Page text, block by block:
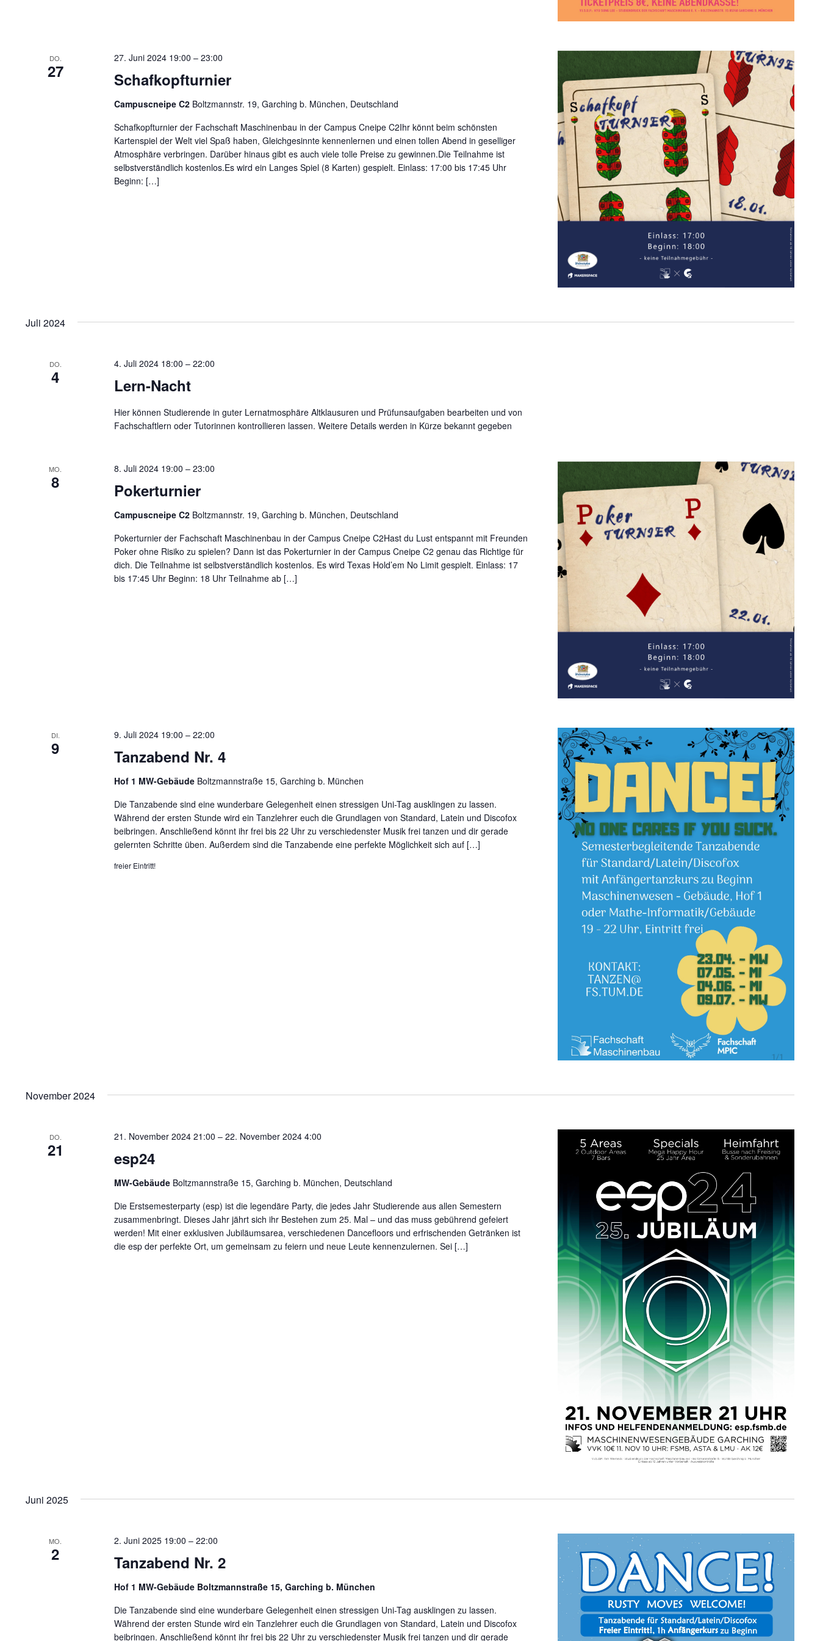
DO.
27 Schafkopfturnier
27. Juni 2024 19:00 –23:00
Campuscneipe C2 Boltzmannstr. 19, Garching b. München, Deutschland
Schafkopfturnier der Fachschaft Maschinenbau in der Campus Cneipe C2Ihr könnt beim schönsten
Kartenspiel der Welt viel Spaß haben, Gleichgesinnte kennenlernen und einen tollen Abend in geselliger
Atmosphäre verbringen. Darüber hinaus gibt es auch viele tolle Preise zu gewinnen.Die Teilnahme ist
selbstverständlich kostenlos.Es wird ein Langes Spiel (8 Karten) gespielt. Einlass: 17:00 bis 17:45 Uhr
Beginn: […]
Juli 2024
DO.
4 Lern-Nacht
4. Juli 2024 18:00 –22:00
Hier können Studierende in guter Lernatmosphäre Altklausuren und Prüfunsaufgaben bearbeiten und von
Fachschaftlern oder Tutorinnen kontrollieren lassen. Weitere Details werden in Kürze bekannt gegeben
MO.
8 Pokerturnier
8. Juli 2024 19:00 –23:00
Campuscneipe C2 Boltzmannstr. 19, Garching b. München, Deutschland
Pokerturnier der Fachschaft Maschinenbau in der Campus Cneipe C2Hast du Lust entspannt mit Freunden
Poker ohne Risiko zu spielen? Dann ist das Pokerturnier in der Campus Cneipe C2 genau das Richtige für
dich. Die Teilnahme ist selbstverständlich kostenlos. Es wird Texas Hold’em No Limit gespielt. Einlass: 17
bis 17:45 Uhr Beginn: 18 Uhr Teilnahme ab […]
DI.
9 Tanzabend Nr. 4
9. Juli 2024 19:00 –22:00
Hof 1 MW-Gebäude Boltzmannstraße 15, Garching b. München
Die Tanzabende sind eine wunderbare Gelegenheit einen stressigen Uni-Tag ausklingen zu lassen.
Während der ersten Stunde wird ein Tanzlehrer euch die Grundlagen von Standard, Latein und Discofox
beibringen. Anschließend könnt ihr frei bis 22 Uhr zu verschiedenster Musik frei tanzen und dir gerade
gelernten Schritte üben. Außerdem sind die Tanzabende eine perfekte Möglichkeit sich auf […]
freier Eintritt!
November 2024
DO.
21 esp24
21. November 2024 21:00 –22. November 2024 4:00
MW-Gebäude Boltzmannstraße 15, Garching b. München, Deutschland
Die Erstsemesterparty (esp) ist die legendäre Party, die jedes Jahr Studierende aus allen Semestern
zusammenbringt. Dieses Jahr jährt sich ihr Bestehen zum 25. Mal – und das muss gebührend gefeiert
werden! Mit einer exklusiven Jubiläumsarea, verschiedenen Dancefloors und erfrischenden Getränken ist
die esp der perfekte Ort, um gemeinsam zu feiern und neue Leute kennenzulernen. Sei […]
Juni 2025
MO.
2 Tanzabend Nr. 2
2. Juni 2025 19:00 –22:00
Hof 1 MW-Gebäude Boltzmannstraße 15, Garching b. München
Die Tanzabende sind eine wunderbare Gelegenheit einen stressigen Uni-Tag ausklingen zu lassen.
Während der ersten Stunde wird ein Tanzlehrer euch die Grundlagen von Standard, Latein und Discofox
beibringen. Anschließend könnt ihr frei bis 22 Uhr zu verschiedenster Musik frei tanzen und dir gerade